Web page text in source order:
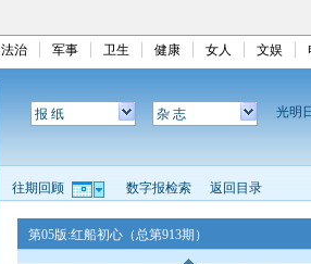
法治 军事 卫生 健康 女人 文娱
报 纸 杂 志 光明
往期回顾 数字报检索 返回目录
第05版:红船初心（总第913期）